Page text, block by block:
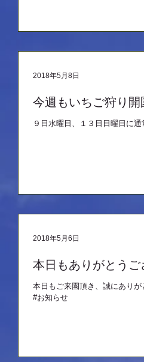
今週もいちご狩り開
９日水曜日、１３日日曜日に
2018年5月8日
本日もありがとうご
本日もご来園頂き、誠にあり
#お知らせ
2018年5月6日